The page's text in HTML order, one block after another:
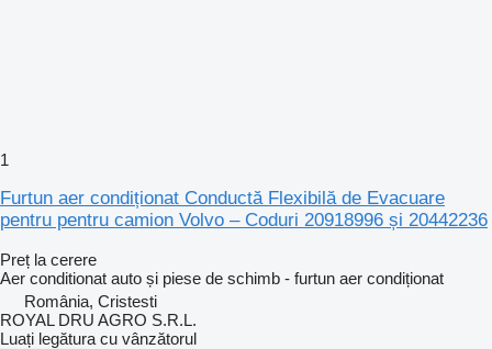
1
Furtun aer condiționat Conductă Flexibilă de Evacuare
pentru pentru camion Volvo – Coduri 20918996 și 20442236
Preț la cerere
Aer conditionat auto și piese de schimb - furtun aer condiționat
România, Cristesti
ROYAL DRU AGRO S.R.L.
Luați legătura cu vânzătorul